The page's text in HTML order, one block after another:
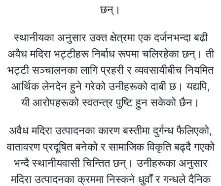
छन्।
स्थानीयका अनुसार उक्त क्षेत्रमा एक दर्जनभन्दा बढी
अवैध मदिरा भट्टीहरू निर्बाध रूपमा चलिरहेका छन्। ती
भट्टी सञ्चालनका लागि प्रहरी र व्यवसायीबीच नियमित
आर्थिक लेनदेन हुने गरेको उनीहरूको दाबी छ। यद्यपि,
यी आरोपहरूको स्वतन्त्र पुष्टि हुन सकेको छैन।
अवैध मदिरा उत्पादनका कारण बस्तीमा दुर्गन्ध फैलिएको,
वातावरण प्रदूषित बनेको र सामाजिक विकृति बढ्दै गएको
भन्दै स्थानीयवासी चिन्तित छन्। उनीहरूका अनुसार
मदिरा उत्पादनका क्रममा निस्कने धुवाँ र गन्धले दैनिक